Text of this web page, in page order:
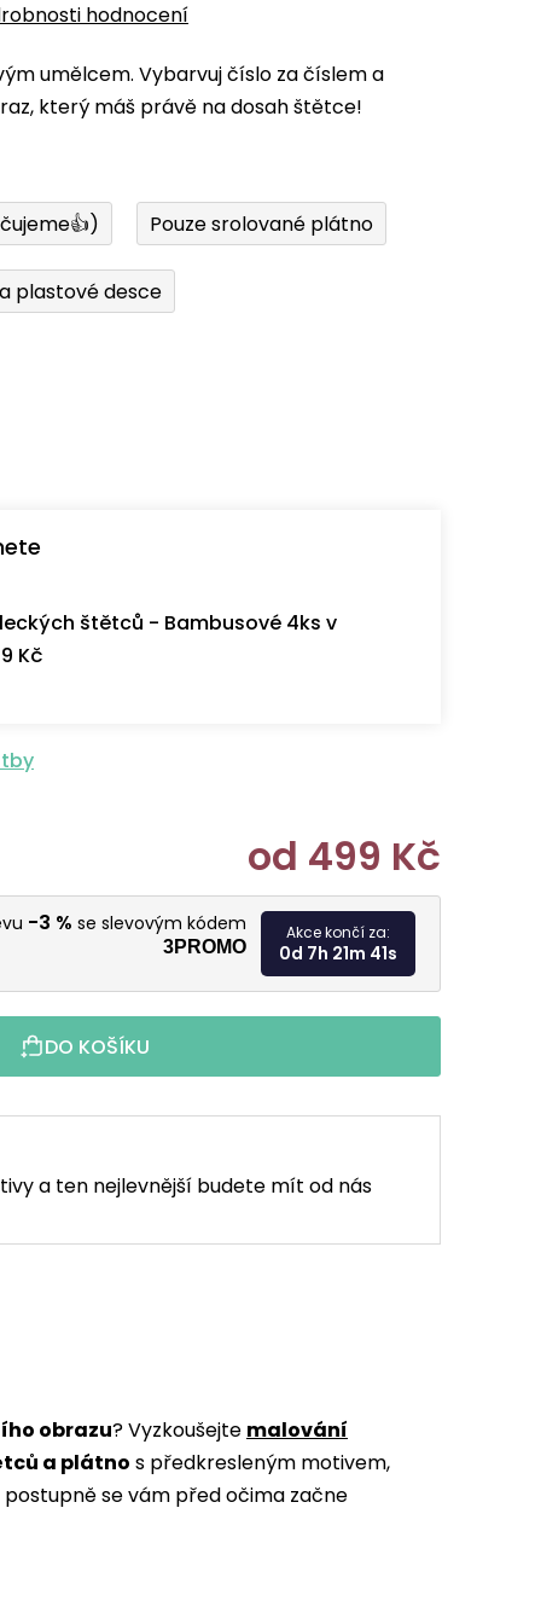
hodnocení
umělcem. Vybarvuj číslo za číslem a
který máš právě na dosah štětce!
Pouze srolované plátno
plastové desce
štětců - Bambusové 4ks v
Kč
od 499 Kč
Měrná
-3 % se slevovým kódem
3PROMO
Akce končí za:
0d 7h 21m 40s
DO KOŠÍKU
a ten nejlevnější budete mít od nás
obrazu? Vyzkoušejte malování
a plátno s předkresleným motivem,
se vám před očima začne